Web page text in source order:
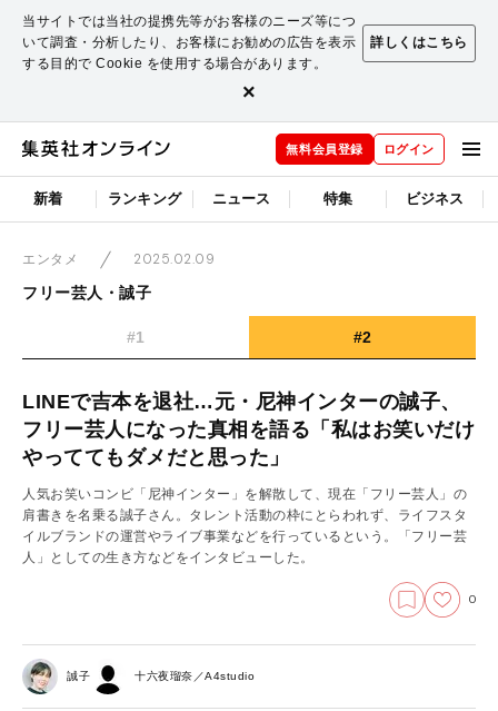
当サイトでは当社の提携先等がお客様のニーズ等につ
いて調査・分析したり、お客様にお勧めの広告を表示
する目的で Cookie を使用する場合があります。
詳しくはこちら
×
無料会員登録 ログイン
新着 ランキング ニュース 特集 ビジネス
エンタメ
2025.02.09
フリー芸人・誠子
#1 #2
LINEで吉本を退社…元・尼神インターの誠子、
フリー芸人になった真相を語る「私はお笑いだけ
やっててもダメだと思った」
人気お笑いコンビ「尼神インター」を解散して、現在「フリー芸人」の
肩書きを名乗る誠子さん。タレント活動の枠にとらわれず、ライフスタ
イルブランドの運営やライブ事業などを行っているという。「フリー芸
人」としての生き方などをインタビューした。
0
誠子 十六夜瑠奈／A4studio